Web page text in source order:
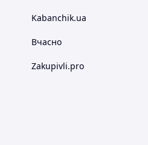
Kabanchik.ua
Вчасно
Zakupivli.pro